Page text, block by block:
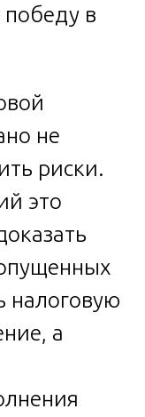
в
не
риски.
это
налоговую
а